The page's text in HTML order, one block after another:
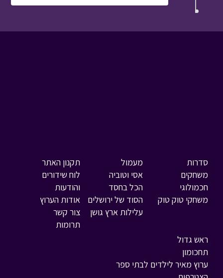
סדרות
משחקים
חכמולוגי
משחקי טוק טוק
מעמול
אסי וטוביה
הכל בחסד
הסוד של ירושלים
עלילות ארץ גושן
ראש גדול
תחכומון
ערוץ מאיר לילדים לבתי ספר
תקנון האתר
לוח שידורים
והודעות
אודות הערוץ
צור קשר
תרומות